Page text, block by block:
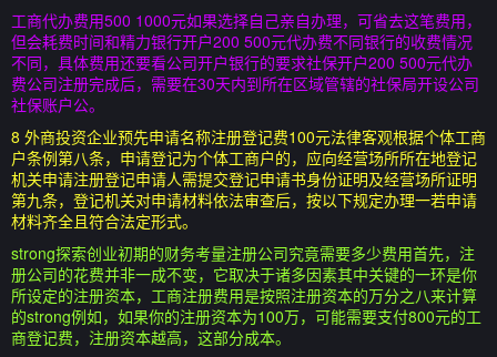
工商代办费用500 1000元如果选择自己亲自办理，可省去这笔费用，
但会耗费时间和精力银行开户200 500元代办费不同银行的收费情况
不同，具体费用还要看公司开户银行的要求社保开户200 500元代办
费公司注册完成后，需要在30天内到所在区域管辖的社保局开设公司
社保账户公。
8 外商投资企业预先申请名称注册登记费100元法律客观根据个体工商
户条例第八条，申请登记为个体工商户的，应向经营场所所在地登记
机关申请注册登记申请人需提交登记申请书身份证明及经营场所证明
第九条，登记机关对申请材料依法审查后，按以下规定办理一若申请
材料齐全且符合法定形式。
strong探索创业初期的财务考量注册公司究竟需要多少费用首先，注
册公司的花费并非一成不变，它取决于诸多因素其中关键的一环是你
所设定的注册资本，工商注册费用是按照注册资本的万分之八来计算
的strong例如，如果你的注册资本为100万，可能需要支付800元的工
商登记费，注册资本越高，这部分成本。